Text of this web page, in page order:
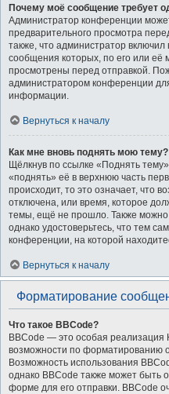
Почему моё сообщение требует
Администратор конференции
предварительного просмотра
также, что администратор включил
сообщения которых, по его или
просмотрены перед отправкой.
администратором конференции
информации.
Вернуться к началу
Как мне вновь поднять мою тему?
Щёлкнув по ссылке «Поднять
«поднять» её в верхнюю часть
происходит, то это означает, что
отключена, или время, которое
темы, ещё не прошло. Также можно
однако удостоверьтесь, что тем
конференции, на которой
Вернуться к началу
Форматирование
Что такое BBCode?
BBCode — это особая
возможности по форматированию
Возможность использования
однако BBCode также может быть
форме для его отправки. BBCode